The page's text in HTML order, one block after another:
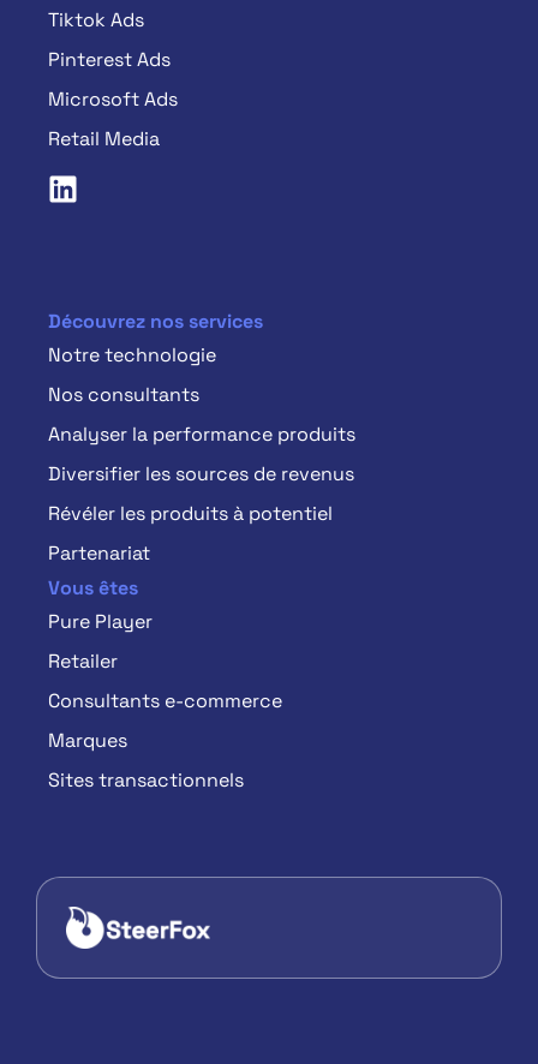
Tiktok Ads
Pinterest Ads
Microsoft Ads
Retail Media
Découvrez nos services
Notre technologie
Nos consultants
Analyser la performance produits
Diversifier les sources de revenus
Révéler les produits à potentiel
Partenariat
Vous êtes
Pure Player
Retailer
Consultants e-commerce
Marques
Sites transactionnels